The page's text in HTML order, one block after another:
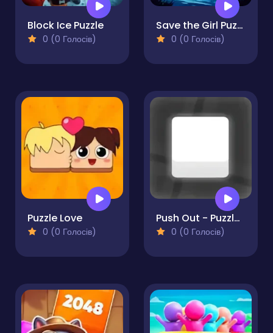
Block Ice Puzzle
0 (0 Голосів)
Save the Girl Puzzle Escape
0 (0 Голосів)
Puzzle Love
0 (0 Голосів)
Push Out - Puzzle Adventure
0 (0 Голосів)